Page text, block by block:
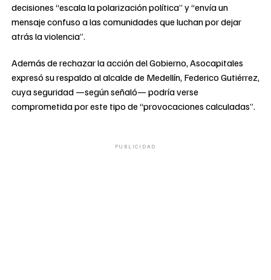
decisiones “escala la polarización política” y “envía un
mensaje confuso a las comunidades que luchan por dejar
atrás la violencia”.
Además de rechazar la acción del Gobierno, Asocapitales
expresó su respaldo al alcalde de Medellín, Federico Gutiérrez,
cuya seguridad —según señaló— podría verse
comprometida por este tipo de “provocaciones calculadas”.
PUBLICIDAD